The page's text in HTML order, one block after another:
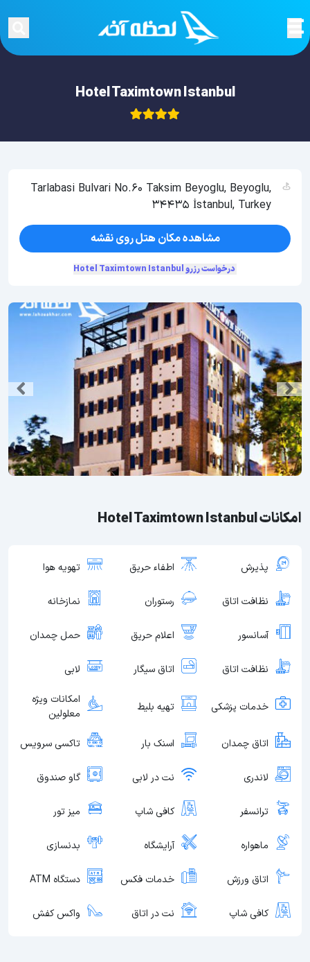
Hotel Taximtown Istanbul
امکانات Hotel Taximtown Istanbul
پذیرش اطفاء حریق تهویه هوا
نظافت اتاق رستوران نمازخانه
آسانسور اعلام حریق حمل چمدان
نظافت اتاق اتاق سیگار لابی
خدمات پزشکی تهیه بلیط
امکانات ویژه
معلولین
اتاق چمدان اسنک بار تاکسی سرویس
لاندری نت در لابی گاو صندوق
ترانسفر کافی شاپ میز تور
ماهواره آرایشگاه بدنسازی
اتاق ورزش خدمات فکس دستگاه ATM
کافی شاپ نت در اتاق واکس کفش
Tarlabasi Bulvari No.60 Taksim Beyoglu, Beyoglu,
34435 İstanbul, Turkey
مشاهده مکان هتل روی نقشه
درخواست رزرو Hotel Taximtown Istanbul